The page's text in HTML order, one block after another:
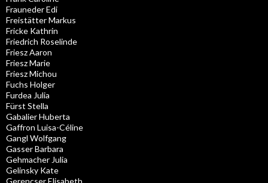
Frauneder Edi
Freistätter Markus
Fricke Kathrin
Friedrich Roselinde
Friesz Aaron
Friesz Marie
Friesz Michou
Fuchs Holger
Furdea Julia
Fürst Stella
Gabalier Huberta
Gaffron Luisa-Céline
Gangl Wolfgang
Gasser Barbara
Gehmacher Julia
Gelinsky Kate